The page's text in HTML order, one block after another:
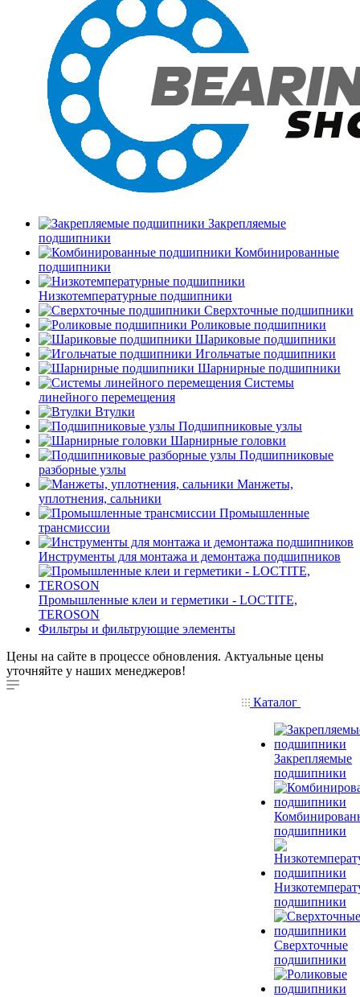
Закрепляемые
подшипники
Комбинированные
подшипники
Низкотемпературные подшипники
Сверхточные подшипники
Роликовые подшипники
Шариковые подшипники
Игольчатые подшипники
Шарнирные подшипники
Системы
линейного перемещения
Втулки
Подшипниковые узлы
Шарнирные головки
Подшипниковые
разборные узлы
Манжеты,
уплотнения, сальники
Промышленные
трансмиссии
Инструменты для монтажа и демонтажа подшипников
Промышленные клеи и герметики - LOCTITE,
TEROSON
Фильтры и фильтрующие элементы
Цены на сайте в процессе обновления. Актуальные цены
уточняйте у наших менеджеров!
Каталог
Закрепляемые
подшипники
подшипники
подшипники
Сверхточные
подшипники